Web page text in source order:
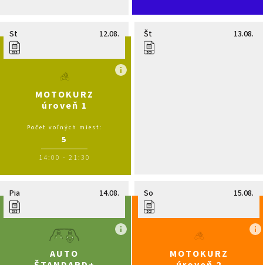
St 12.08.
MOTOKURZ
úroveň 1
Počet voľných miest:
5
14:00 - 21:30
Št 13.08.
Pia 14.08.
AUTO
So 15.08.
MOTOKURZ